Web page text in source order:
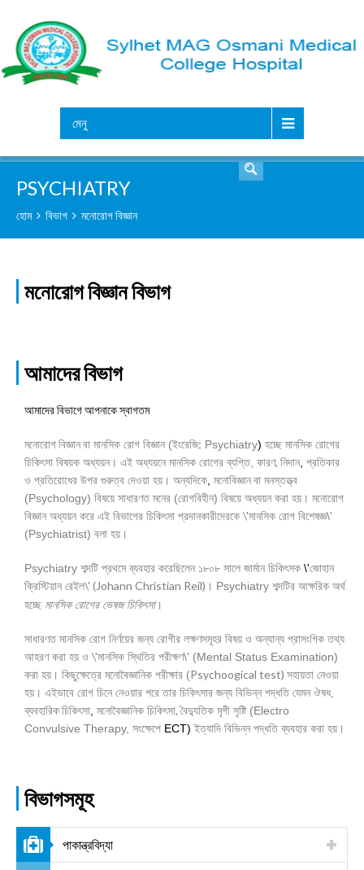
মেনু
PSYCHIATRY
হোম বিভাগ মনোরোগ বিজ্ঞান
মনোরোগ বিজ্ঞান বিভাগ
আমাদের বিভাগ
আমাদের বিভাগে আপনাকে স্বাগতম
মনোরোগ বিজ্ঞানবা মানসিক রোগ বিজ্ঞান (ইংরেজি: Psychiatry) হচ্ছে মানসিক রোগের
চিকিৎসা বিষয়ক অধ্যয়ন। এই অধ্যয়নে মানসিক রোগের ব্যপ্তি, কারণ, নিদান প্রতিকার
ও প্রতিরোধের উপর গুরুত্ব দেওয়া হয়। অন্যদিকে মনোবিজ্ঞানবা মনস্তত্ত্ব
(Psychology) বিষয়ে সাধারণত মনের (রোগবিহীন) বিষয়ে অধ্যয়ন করা হয়। মনোরোগ
বিজ্ঞান অধ্যয়ন করে এই বিভাগের চিকিৎসা প্রদানকারীদেরকে \'মানসিক রোগ বিশেষজ্ঞ\'
(Psychiatrist) বলা হয়।
Psychiatry শব্দটি প্রথমে ব্যবহার করেছিলেন ১৮০৮ সালে জার্মান চিকিৎসক \'জোহান
ক্রিস্টিয়ান রেইল\' (Johann Christian Reil) । Psychiatry শব্দটির আক্ষরিক অর্থ
হচ্ছে মানসিক রোগের ভেষজ চিকিৎসা।
সাধারণত মানসিক রোগ নির্ণয়ের জন্য রোগীর লক্ষণসমূহর বিষয় ও অন্যান্য প্রাসংগিক তথ্য
আহরণ করা হয় ও \'মানসিক স্থিতির পরীক্ষণ\' (Mental Status Examination)
করা হয়। কিছুক্ষেত্রে মনোবৈজ্ঞানিক পরীক্ষার (Psychoogical test) সহায়তা নেওয়া
হয়। এইভাবে রোগ চিনে নেওয়ার পরে তার চিকিৎসার জন্য বিভিন্ন পদ্ধতি যেমন ঔষধ,
ব্যবহারিক চিকিৎসা মনোবৈজ্ঞানিক চিকিৎসা,বৈদ্যুতিক মৃগী সৃষ্টি (Electro
Convulsive Therapy, সংক্ষেপে ECT) ইত্যাদি বিভিন্ন পদ্ধতি ব্যবহার করা হয়।
বিভাগসমূহ
পাকান্ত্রবিদ্যা